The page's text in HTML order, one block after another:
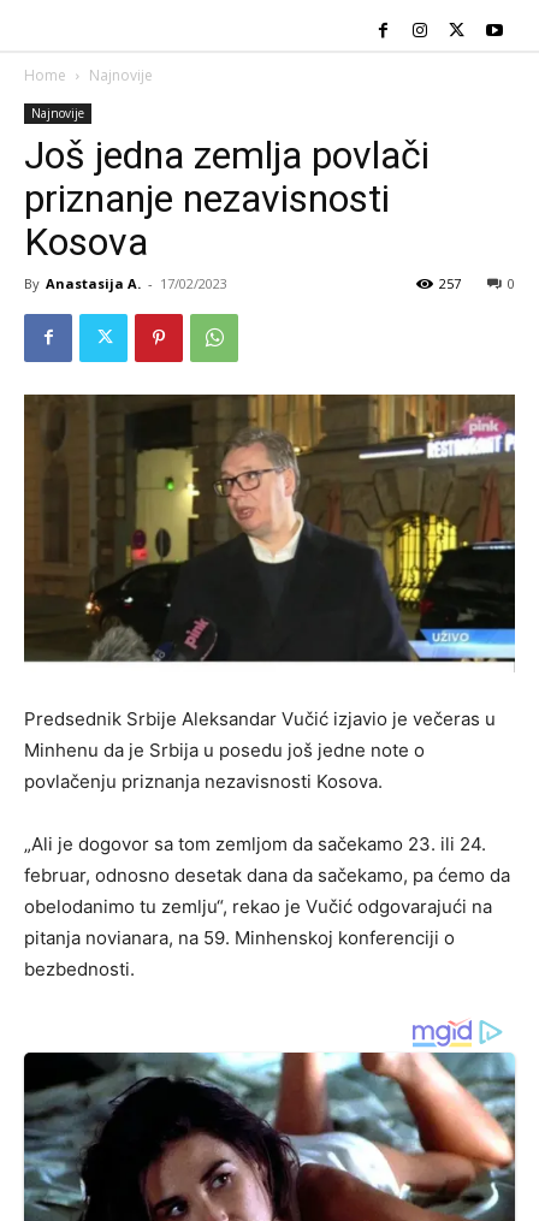
Home Najnovije
Najnovije
Još jedna zemlja povlači
priznanje nezavisnosti
Kosova
By Anastasija A. - 17/02/2023 0
257
Predsednik Srbije Aleksandar Vučić izjavio je večeras u
Minhenu da je Srbija u posedu još jedne note o
povlačenju priznanja nezavisnosti Kosova.
„Ali je dogovor sa tom zemljom da sačekamo 23. ili 24.
februar, odnosno desetak dana da sačekamo, pa ćemo da
obelodanimo tu zemlju“, rekao je Vučić odgovarajući na
pitanja novianara, na 59. Minhenskoj konferenciji o
bezbednosti.